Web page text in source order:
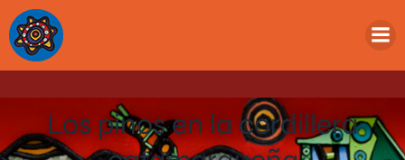
Los pinos en la cordillera